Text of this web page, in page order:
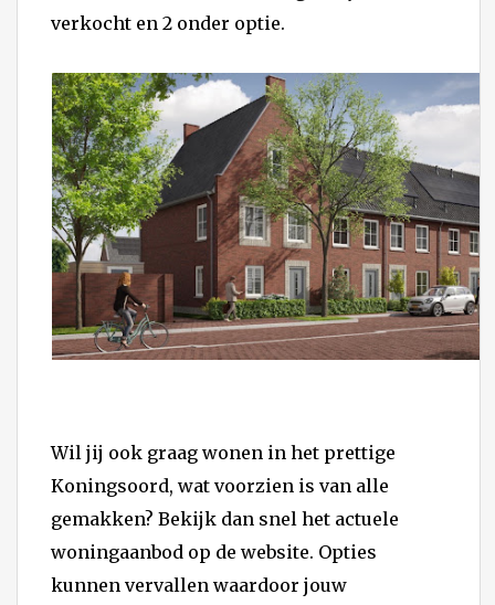
verkocht en 2 onder optie.
Wil jij ook graag wonen in het prettige
Koningsoord, wat voorzien is van alle
gemakken? Bekijk dan snel het actuele
woningaanbod op de website. Opties
kunnen vervallen waardoor jouw